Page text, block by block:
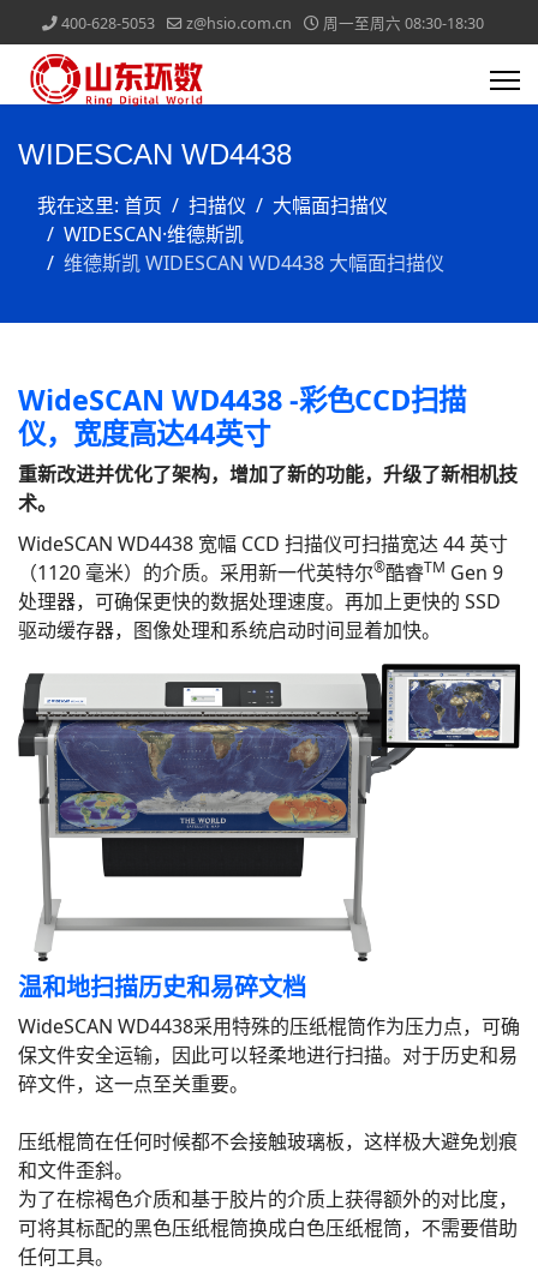
400-628-5053 z@hsio.com.cn 周一至周六 08:30-18:30
WIDESCAN WD4438
我在这里: 首页 扫描仪
大幅面扫描仪
WIDESCAN·维德斯凯
维德斯凯 WIDESCAN WD4438 大幅面扫描仪
WideSCAN WD4438 -彩色CCD扫描
仪，宽度高达44英寸
重新改进并优化了架构，增加了新的功能，升级了新相机技
术。
WideSCAN WD4438 宽幅 CCD 扫描仪可扫描宽达 44 英寸
（1120 毫米）的介质。采用新一代英特尔®酷睿TM Gen 9
处理器，可确保更快的数据处理速度。再加上更快的 SSD
驱动缓存器，图像处理和系统启动时间显着加快。
温和地扫描历史和易碎文档
WideSCAN WD4438采用特殊的压纸棍筒作为压力点，可确
保文件安全运输，因此可以轻柔地进行扫描。对于历史和易
碎文件，这一点至关重要。
压纸棍筒在任何时候都不会接触玻璃板，这样极大避免划痕
和文件歪斜。
为了在棕褐色介质和基于胶片的介质上获得额外的对比度，
可将其标配的黑色压纸棍筒换成白色压纸棍筒，不需要借助
任何工具。